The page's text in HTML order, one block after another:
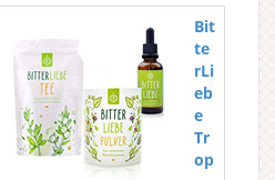
Bit
te
rLi
eb
e
Tr
op